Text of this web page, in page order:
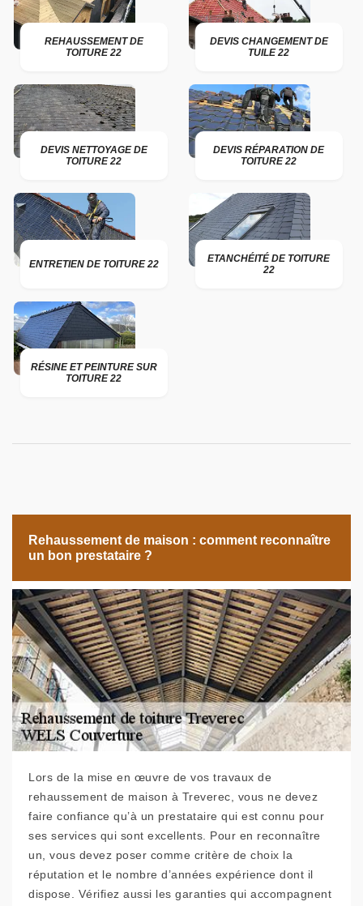
REHAUSSEMENT DE
TOITURE 22
DEVIS CHANGEMENT DE
TUILE 22
DEVIS NETTOYAGE DE
TOITURE 22
DEVIS RÉPARATION DE
TOITURE 22
ENTRETIEN DE TOITURE 22
ETANCHÉITÉ DE TOITURE
22
RÉSINE ET PEINTURE SUR
TOITURE 22
Rehaussement de maison : comment reconnaître
un bon prestataire ?
Lors de la mise en œuvre de vos travaux de
rehaussement de maison à Treverec, vous ne devez
faire confiance qu’à un prestataire qui est connu pour
ses services qui sont excellents. Pour en reconnaître
un, vous devez poser comme critère de choix la
réputation et le nombre d’années expérience dont il
dispose. Vérifiez aussi les garanties qui accompagnent